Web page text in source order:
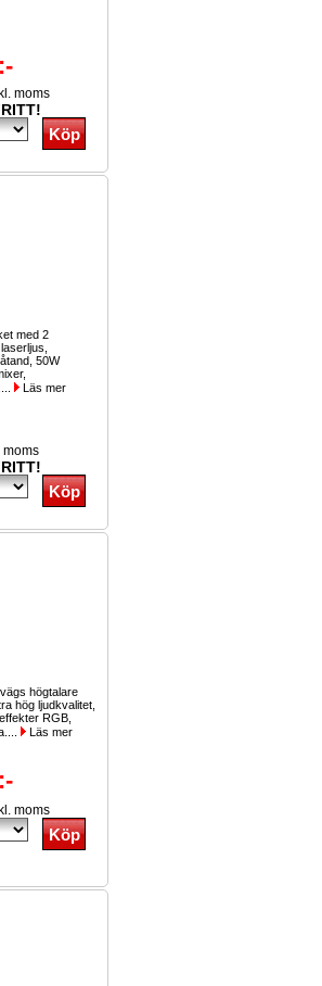
moms
med 2
50W
Läs mer
moms
högtalare
hög ljudkvalitet,
RGB,
Läs mer
moms